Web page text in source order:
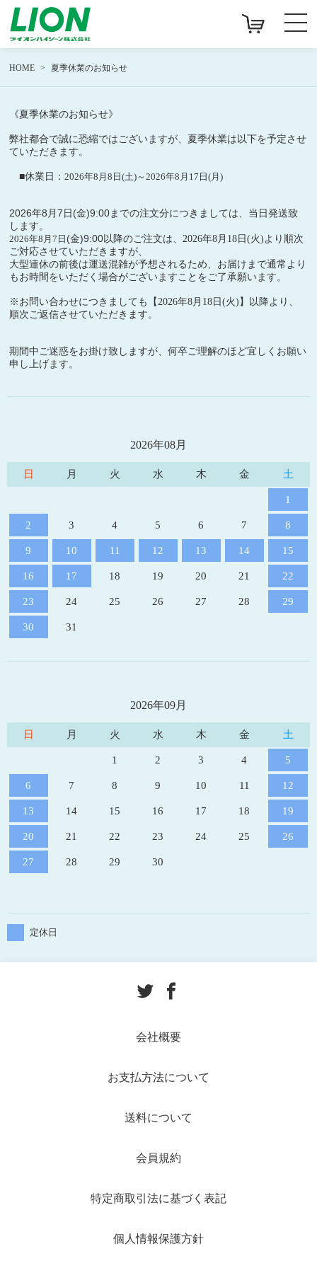
HOME 夏季休業のお知らせ
《夏季休業のお知らせ》
弊社都合で誠に恐縮ではございますが、 夏季休業は以下を予定させ
ていただきます。
■休業日：2026年8月8日(土)～2026年8月17日(月)
2026年8月7日(金)9:00までの注文分につきましては、当日発送致
します。
2026年8月7日 (金)9:00以降のご注文は、 2026年8月18日(火) より順次
ご対応させていただきますが、
大型連休の前後は運送混雑が予想されるため
お届けまで通常より
もお時間をいただく場合がございますことをご了承願います。
※お問い合わせにつきましても【2026年8月18日(火) 】以降より、
順次ご返信させていただきます。
期間中ご迷惑をお掛け致しますが、何卒ご理解のほど宜しくお願い
申し上げます。
2026年08月
日 月 火 水 木 金 土
1
2 3 4 5 6 7 8
9 10 11 12 13 14 15
16 17 18 19 20 21 22
23 24 25 26 27 28 29
30 31
2026年09月
日 月 火 水 木 金 土
1 2 3 4 5
6 7 8 9 10 11 12
13 14 15 16 17 18 19
20 21 22 23 24 25 26
27 28 29 30
定休日
会社概要
お支払方法について
送料について
会員規約
特定商取引法に基づく表記
個人情報保護方針